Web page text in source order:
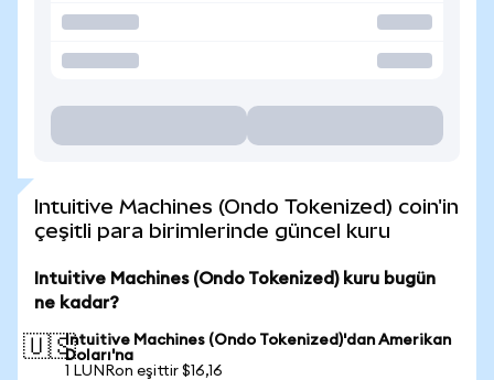
Intuitive Machines (Ondo Tokenized) coin'in
çeşitli para birimlerinde güncel kuru
Intuitive Machines (Ondo Tokenized) kuru bugün
ne kadar?
🇺🇸Intuitive Machines (Ondo Tokenized)'dan Amerikan
Doları'na
1 LUNRon eşittir $16,16